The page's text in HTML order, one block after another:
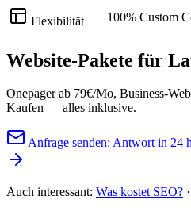
Flexibilität 100% Custom
Website-Pakete für
Onepager ab 79€/Mo, Business-
Kaufen — alles inklusive.
Anfrage senden: Antwort in 24
Auch interessant: Was kostet SEO? ·